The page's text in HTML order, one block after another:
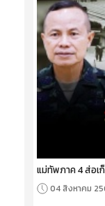
แม่ทัพภาค 4 ส่อเ
04 สิงหาคม